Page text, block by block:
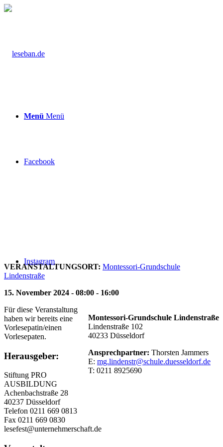
Facebook
Instagram
Menü Menü
VERANSTALTUNGSORT: Montessori-Grundschule
Lindenstraße
15. November 2024 - 08:00 - 16:00
Montessori-Grundschule Lindenstraße
Lindenstraße 102
40233 Düsseldorf
Ansprechpartner: Thorsten Jammers
E: mg.lindenstr@schule.duesseldorf.de
T: 0211 8925690
Für diese Veranstaltung
haben wir bereits eine
Vorlesepatin/einen
Vorlesepaten.
Herausgeber:
Stiftung PRO
AUSBILDUNG
Achenbachstraße 28
40237 Düsseldorf
Telefon 0211 669 0813
Fax 0211 669 0830
lesefest@unternehmerschaft.de